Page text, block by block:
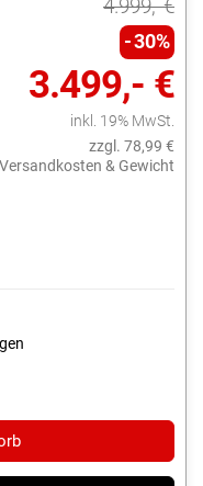
4.999,- €
30%
3.499,- €
inkl. 19% MwSt.
zzgl. 78,99 €
Versandkosten & Gewicht